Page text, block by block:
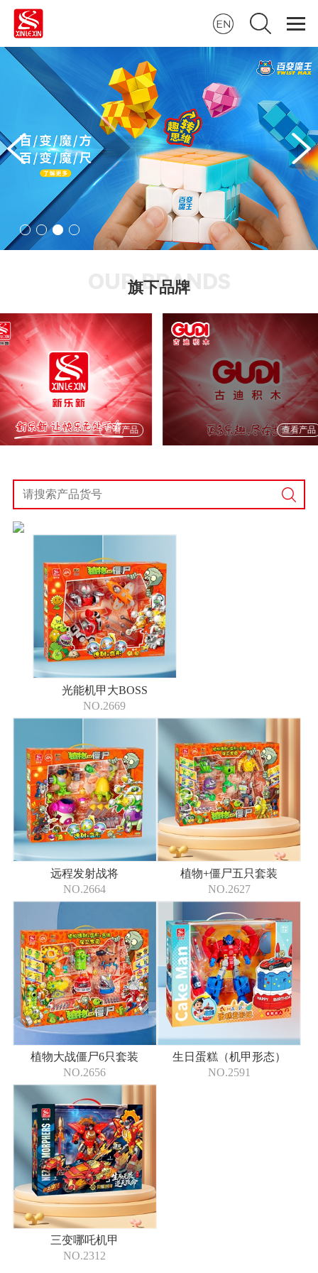
旗下品牌
OUR BRANDS
查看产品 查看产品
光能机甲大BOSS
NO.2669
远程发射战将
NO.2664
植物+僵尸五只套装
NO.2627
植物大战僵尸6只套装
NO.2656
生日蛋糕（机甲形态）
NO.2591
三变哪吒机甲
NO.2312